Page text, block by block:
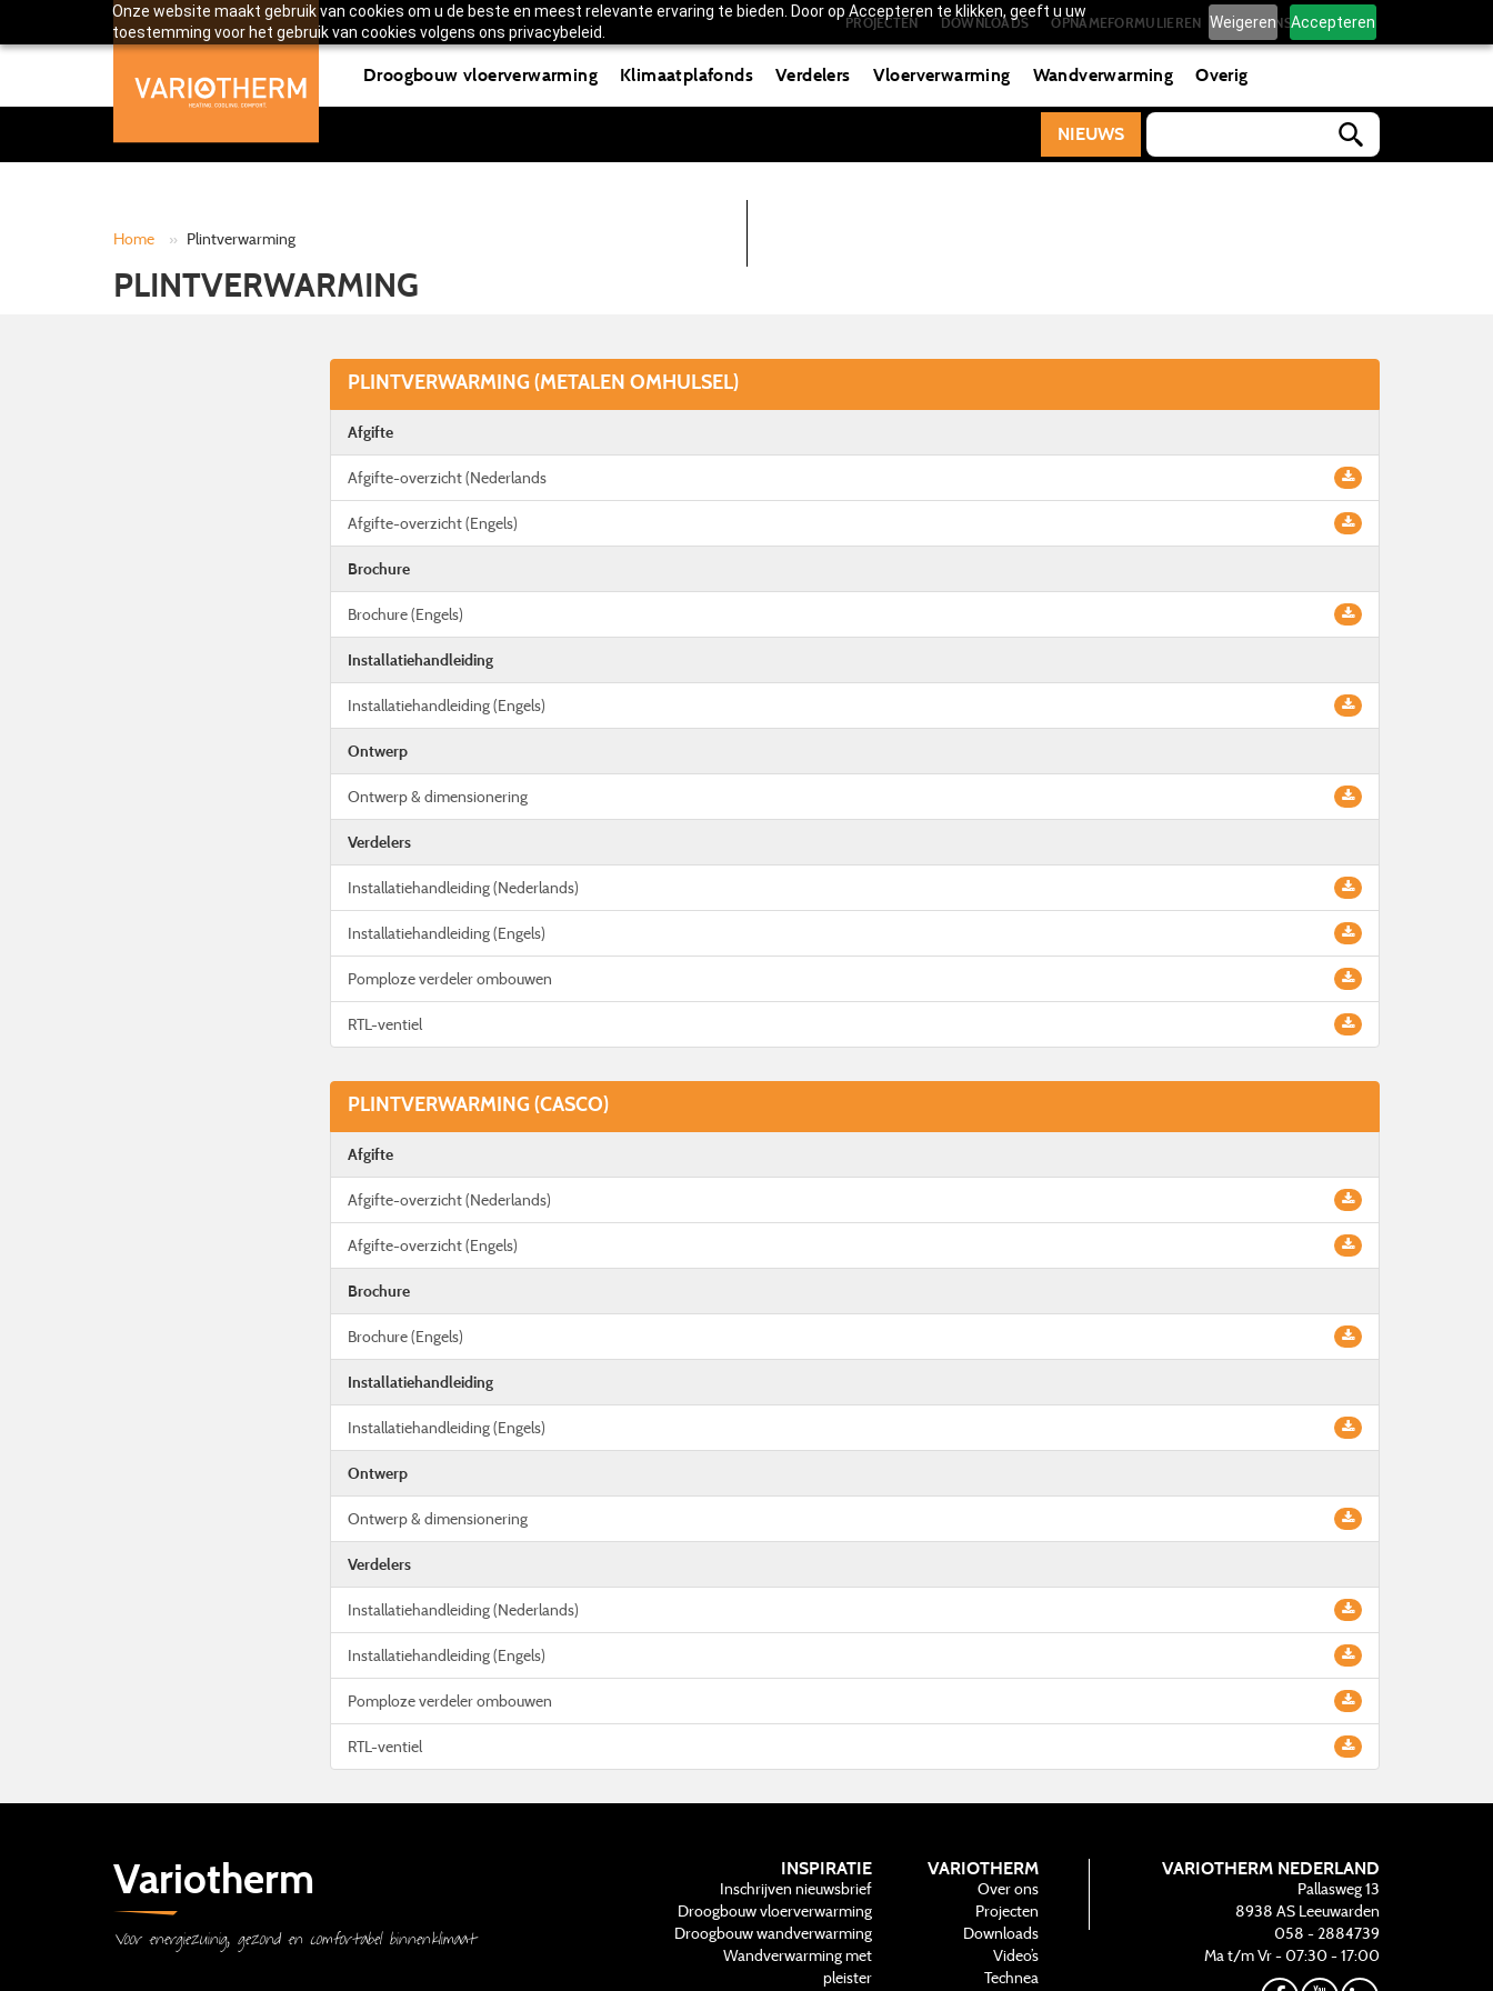
Onze website maakt gebruik van cookies om u de beste en meest relevante ervaring te bieden. Door op Accepteren te klikken, geeft u uw
toestemming voor het gebruik van cookies volgens ons privacybeleid.
Weigeren Accepteren
PROJECTEN DOWNLOADS OPNAMEFORMULIEREN OVER ONS CONTACT
Droogbouw vloerverwarming Klimaatplafonds Verdelers Vloerverwarming Wandverwarming Overig
NIEUWS
Home » Plintverwarming
PLINTVERWARMING
PLINTVERWARMING (METALEN OMHULSEL)
Afgifte
Afgifte-overzicht (Nederlands
Afgifte-overzicht (Engels)
Brochure
Brochure (Engels)
Installatiehandleiding
Installatiehandleiding (Engels)
Ontwerp
Ontwerp & dimensionering
Verdelers
Installatiehandleiding (Nederlands)
Installatiehandleiding (Engels)
Pomploze verdeler ombouwen
RTL-ventiel
PLINTVERWARMING (CASCO)
Afgifte
Afgifte-overzicht (Nederlands)
Afgifte-overzicht (Engels)
Brochure
Brochure (Engels)
Installatiehandleiding
Installatiehandleiding (Engels)
Ontwerp
Ontwerp & dimensionering
Verdelers
Installatiehandleiding (Nederlands)
Installatiehandleiding (Engels)
Pomploze verdeler ombouwen
RTL-ventiel
Variotherm
Voor energiezuinig, gezond en comfortabel binnenklimaat
VARIOTHERM NEDERLAND
Pallasweg 13
8938 AS Leeuwarden
058 - 2884739
Ma t/m Vr - 07:30 - 17:00
INSPIRATIE
Inschrijven nieuwsbrief
Droogbouw vloerverwarming
Droogbouw wandverwarming
Wandverwarming met
pleister
VARIOTHERM
Over ons
Projecten
Downloads
Video’s
Technea